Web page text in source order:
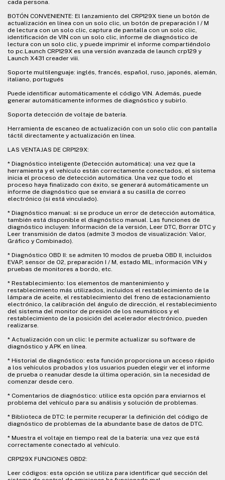
cada persona.
BOTÓN CONVENIENTE: El lanzamiento del CRP129X tiene un botón de
actualización en línea con un solo clic, un botón de preparación I / M
de lectura con un solo clic, captura de pantalla con un solo clic,
identificación de VIN con un solo clic, informe de diagnóstico de
lectura con un solo clic, y puede imprimir el informe compartiéndolo
to pc.Launch CRP129X es una versión avanzada de launch crp129 y
Launch X431 creader viii.
Soporte multilenguaje: inglés, francés, español, ruso, japonés, alemán,
italiano, portugués
Puede identificar automáticamente el código VIN. Además, puede
generar automáticamente informes de diagnóstico y subirlo.
Soporta detección de voltaje de batería.
Herramienta de escaneo de actualización con un solo clic con pantalla
táctil directamente y actualización en línea.
LAS VENTAJAS DE CRP129X:
* Diagnóstico inteligente (Detección automática): una vez que la
herramienta y el vehículo están correctamente conectados, el sistema
inicia el proceso de detección automática. Una vez que todo el
proceso haya finalizado con éxito, se generará automáticamente un
informe de diagnóstico que se enviará a su casilla de correo
electrónico (si está vinculado).
* Diagnóstico manual: si se produce un error de detección automática,
también está disponible el diagnóstico manual. Las funciones de
diagnóstico incluyen: Información de la versión, Leer DTC, Borrar DTC y
Leer transmisión de datos (admite 3 modos de visualización: Valor,
Gráfico y Combinado).
* Diagnóstico OBD II: se admiten 10 modos de prueba OBD II, incluidos
EVAP, sensor de O2, preparación I / M, estado MIL, información VIN y
pruebas de monitores a bordo, etc.
* Restablecimiento: los elementos de mantenimiento y
restablecimiento más utilizados, incluidos el restablecimiento de la
lámpara de aceite, el restablecimiento del freno de estacionamiento
electrónico, la calibración del ángulo de dirección, el restablecimiento
del sistema del monitor de presión de los neumáticos y el
restablecimiento de la posición del acelerador electrónico, pueden
realizarse.
* Actualización con un clic: le permite actualizar su software de
diagnóstico y APK en línea.
* Historial de diagnóstico: esta función proporciona un acceso rápido
a los vehículos probados y los usuarios pueden elegir ver el informe
de prueba o reanudar desde la última operación, sin la necesidad de
comenzar desde cero.
* Comentarios de diagnóstico: utilice esta opción para enviarnos el
problema del vehículo para su análisis y solución de problemas.
* Biblioteca de DTC: le permite recuperar la definición del código de
diagnóstico de problemas de la abundante base de datos de DTC.
* Muestra el voltaje en tiempo real de la batería: una vez que está
correctamente conectado al vehículo.
CRP129X FUNCIONES OBD2:
Leer códigos: esta opción se utiliza para identificar qué sección del